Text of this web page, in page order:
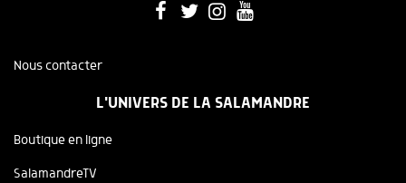
Nous contacter
L'UNIVERS DE LA SALAMANDRE
Boutique en ligne
SalamandreTV